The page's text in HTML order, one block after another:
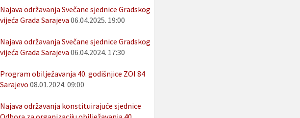
Najava održavanja Svečane sjednice Gradskog
vijeća Grada Sarajeva 06.04.2025. 19:00
Najava održavanja Svečane sjednice Gradskog
vijeća Grada Sarajeva 06.04.2024. 17:30
Program obilježavanja 40. godišnjice ZOI 84
Sarajevo 08.01.2024. 09:00
Najava održavanja konstituirajuće sjednice